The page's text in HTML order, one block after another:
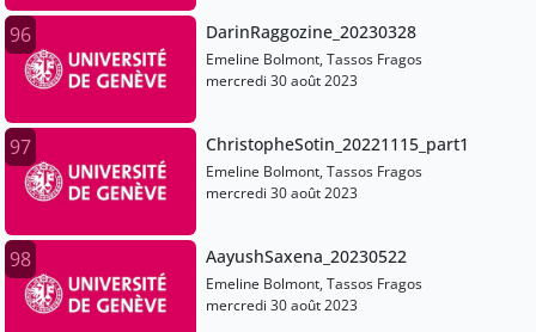
96 DarinRaggozine_20230328
Emeline Bolmont, Tassos Fragos
mercredi 30 août 2023
97 ChristopheSotin_20221115_part1
Emeline Bolmont, Tassos Fragos
mercredi 30 août 2023
98 AayushSaxena_20230522
Emeline Bolmont, Tassos Fragos
mercredi 30 août 2023